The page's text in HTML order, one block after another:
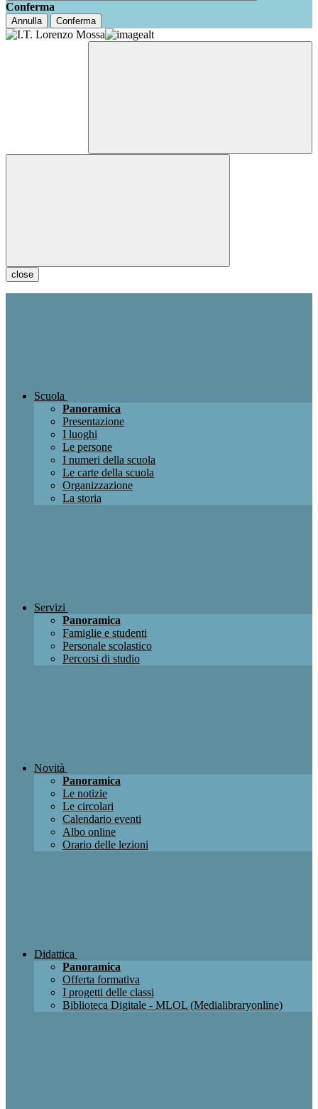
Conferma
Annulla Conferma
close
Scuola
Panoramica
Presentazione
I luoghi
Le persone
I numeri della scuola
Le carte della scuola
Organizzazione
La storia
Servizi
Panoramica
Famiglie e studenti
Personale scolastico
Percorsi di studio
Novità
Panoramica
Le notizie
Le circolari
Calendario eventi
Albo online
Orario delle lezioni
Didattica
Panoramica
Offerta formativa
I progetti delle classi
Biblioteca Digitale - MLOL (Medialibraryonline)